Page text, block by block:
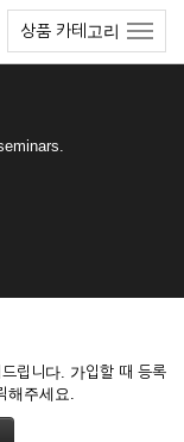
상품 카테고리
립니다. 가입할 때 등록
해주세요.